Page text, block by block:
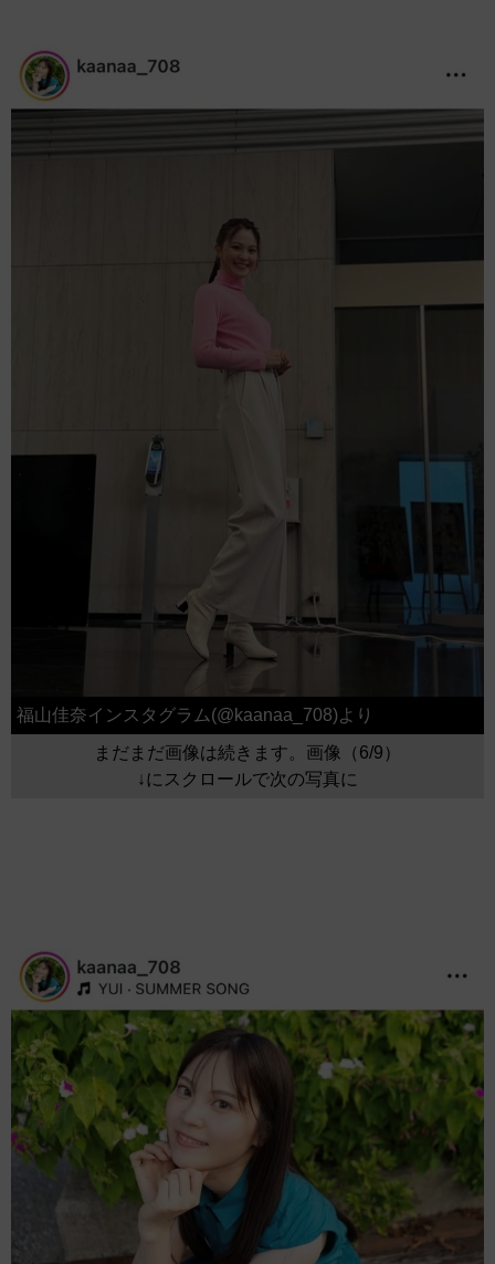
福山佳奈インスタグラム(@kaanaa_708)より
まだまだ画像は続きます。画像（6/9）
↓にスクロールで次の写真に